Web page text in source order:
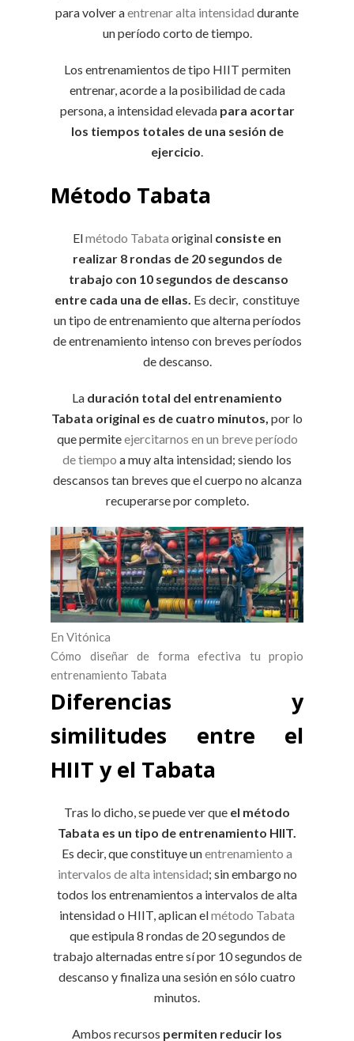
para volver aentrenar alta intensidad durante
un período corto de tiempo.
Los entrenamientos de tipo HIIT permiten
entrenar, acorde a la posibilidad de cada
persona, a intensidad elevada para acortar
los tiempos totales de una sesión de
ejercicio
Método Tabata
Elmétodo Tabata original consiste en
realizar 8 rondas de 20 segundos de
trabajo con 10 segundos de descanso
entre cada una de ellas. Es decir, constituye
un tipo de entrenamiento que alterna períodos
de entrenamiento intenso con breves períodos
de descanso.
La duración total del entrenamiento
Tabata original es de cuatro minutos, por lo
que permiteejercitarnos en un breve período
de tiempo a muy alta intensidad; siendo los
descansos tan breves que el cuerpo no alcanza
recuperarse por completo.
En Vitónica
Cómo diseñar de forma efectiva tu propio
entrenamiento Tabata
Diferencias y
similitudes entre el
HIIT y el Tabata
Tras lo dicho, se puede ver que el método
Tabata es un tipo de entrenamiento HIIT.
Es decir, que constituye unentrenamiento a
intervalos de alta intensidad; sin embargo no
todos los entrenamientos a intervalos de alta
intensidad o HIIT, aplican elmétodo Tabata
que estipula 8 rondas de 20 segundos de
trabajo alternadas entre sí por 10 segundos de
descanso y finaliza una sesión en sólo cuatro
minutos.
Ambos recursos permiten reducir los